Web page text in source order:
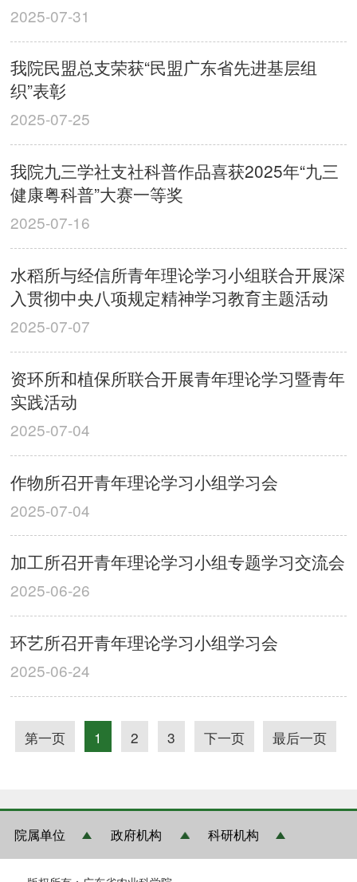
2025-07-31
我院民盟总支荣获“民盟广东省先进基层组
织”表彰
2025-07-25
我院九三学社支社科普作品喜获2025年“九三
健康粤科普”大赛一等奖
2025-07-16
水稻所与经信所青年理论学习小组联合开展深
入贯彻中央八项规定精神学习教育主题活动
2025-07-07
资环所和植保所联合开展青年理论学习暨青年
实践活动
2025-07-04
作物所召开青年理论学习小组学习会
2025-07-04
加工所召开青年理论学习小组专题学习交流会
2025-06-26
环艺所召开青年理论学习小组学习会
2025-06-24
第一页 1 2 3 下一页 最后一页
院属单位 政府机构 科研机构